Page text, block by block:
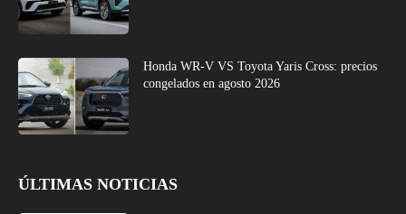
Honda WR-V VS Toyota Yaris Cross: precios
congelados en agosto 2026
ÚLTIMAS NOTICIAS